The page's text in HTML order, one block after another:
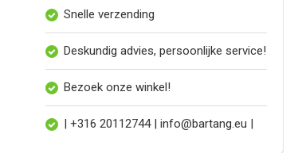
Snelle verzending
Deskundig advies, persoonlijke service!
Bezoek onze winkel!
| +316 20112744 | info@bartang.eu |